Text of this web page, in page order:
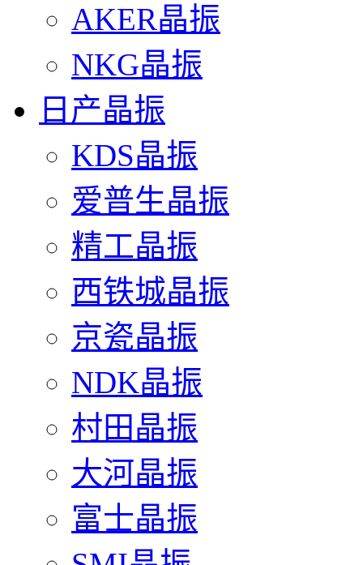
AKER晶振
NKG晶振
日产晶振
KDS晶振
爱普生晶振
精工晶振
西铁城晶振
京瓷晶振
NDK晶振
村田晶振
大河晶振
富士晶振